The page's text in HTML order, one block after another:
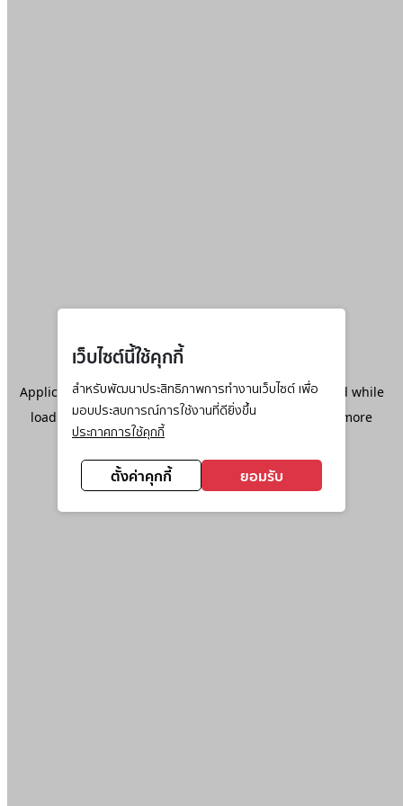
เว็บไซต์นี้ใช้คุกกี้
สำหรับพัฒนาประสิทธิภาพการทำงานเว็บไซต์ เพื่อ
มอบประสบการณ์การใช้งานที่ดียิ่งขึ้น
ประกาศการใช้คุกกี้
ตั้งค่าคุกกี้ ยอมรับ
Application error: aclient-side exception has occurred while
loadingwww.ktc.co.th(see the browser console
for more
information).